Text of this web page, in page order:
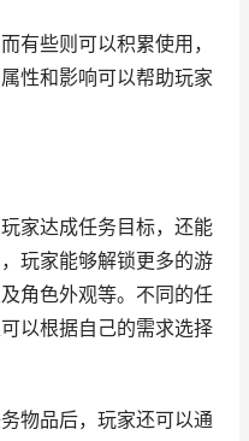
有些则可以积累使用，
性和影响可以帮助玩家
家达成任务目标，还能
玩家能够解锁更多的游
角色外观等。不同的任
以根据自己的需求选择
物品后，玩家还可以通